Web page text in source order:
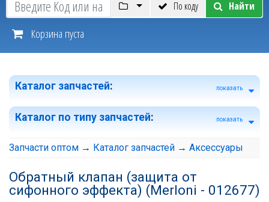
По коду Найти
Корзина пуста
Каталог запчастей: показать
Каталог по типу запчастей: показать
Запчасти оптом → Каталог запчастей → Аксессуары
Обратный клапан (защита от
сифонного эффекта) (Merloni - 012677)